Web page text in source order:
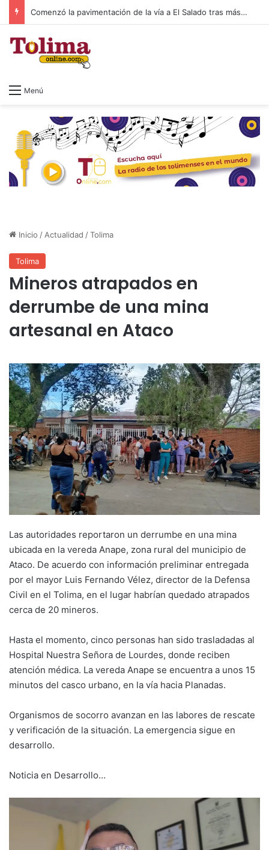
Comenzó la pavimentación de la vía a El Salado tras más de 20 años de espera
Menú
Inicio / Actualidad /Tolima
Tolima
Mineros atrapados en
derrumbe de una mina
artesanal en Ataco
Las autoridades reportaron un derrumbe en una mina
ubicada en la vereda Anape, zona rural del municipio de
Ataco. De acuerdo con información preliminar entregada
por el mayor Luis Fernando Vélez, director de la Defensa
Civil en el Tolima, en el lugar habrían quedado atrapados
cerca de 20 mineros.
Hasta el momento, cinco personas han sido trasladadas al
Hospital Nuestra Señora de Lourdes, donde reciben
atención médica. La vereda Anape se encuentra a unos 15
minutos del casco urbano, en la vía hacia Planadas.
Organismos de socorro avanzan en las labores de rescate
y verificación de la situación. La emergencia sigue en
desarrollo.
Noticia en Desarrollo…